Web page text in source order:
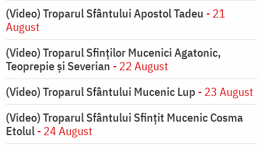
(Video) Troparul Sfântului Apostol Tadeu - 21
August
(Video) Troparul Sfinților Mucenici Agatonic,
Teoprepie și Severian - 22 August
(Video) Troparul Sfântului Mucenic Lup - 23 August
(Video) Troparul Sfântului Sfințit Mucenic Cosma
Etolul- 24 August